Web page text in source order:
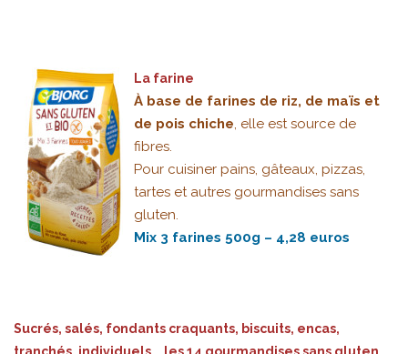
La farine
À base de farines de riz, de maïs et
de pois chiche, elle est source de
fibres.
Pour cuisiner pains, gâteaux, pizzas,
tartes et autres gourmandises sans
gluten.
Mix 3 farines 500g – 4,28 euros
Sucrés, salés, fondants craquants, biscuits, encas,
tranchés, individuels … les 14 gourmandises sans gluten